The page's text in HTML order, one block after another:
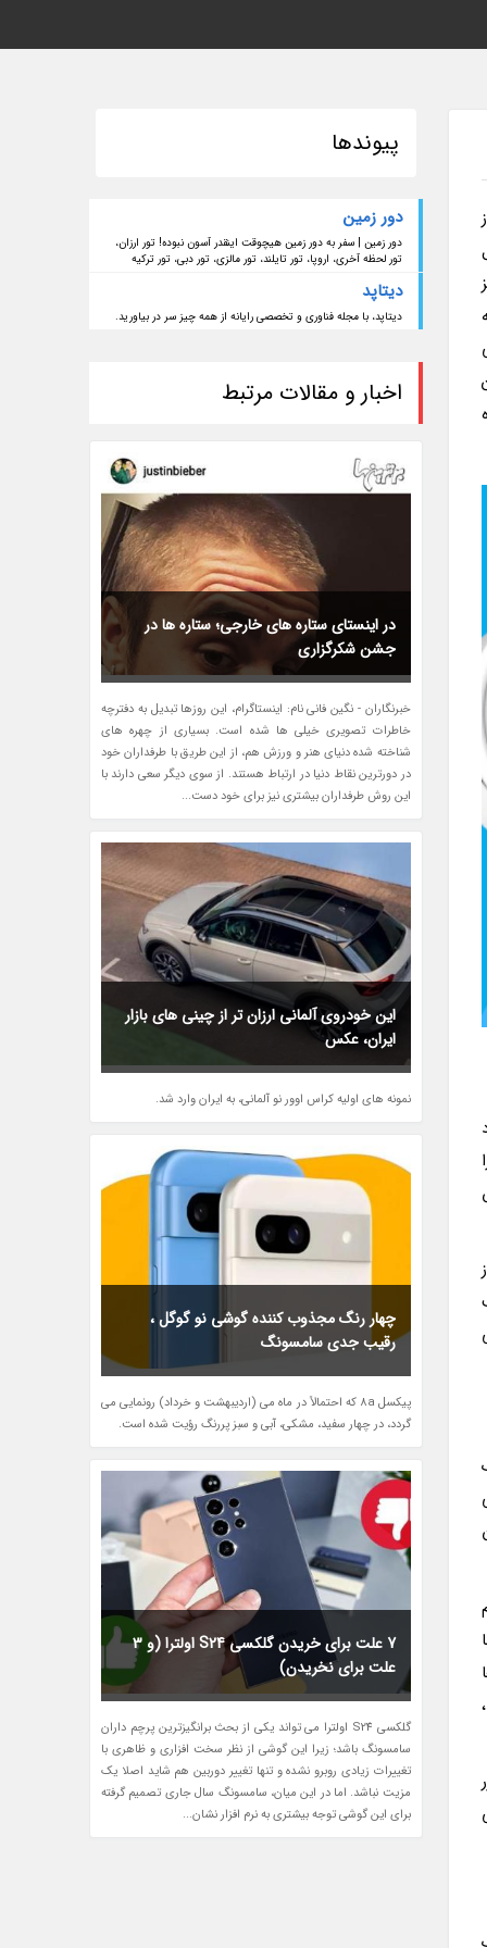
ها
پیوندها
دور زمین
دور زمین | سفر به دور زمین هیچوقت اینقدر آسون نبوده! تور ارزان،
تور لحظه آخری، اروپا، تور تایلند، تور مالزی، تور دبی، تور ترکیه
دیتاپد
دیتاپد، با مجله فناوری و تخصصی رایانه از همه چیز سر در بیاورید.
اخبار و مقالات مرتبط
در اینستای ستاره های خارجی؛ ستاره ها در
جشن شکرگزاری
خبرنگاران - نگین فانی نام: اینستاگرام، این روزها تبدیل به دفترچه
خاطرات تصویری خیلی ها شده است. بسیاری از چهره های
شناخته شده دنیای هنر و ورزش هم، از این طریق با طرفداران خود
در دورترین نقاط دنیا در ارتباط هستند. از سوی دیگر سعی دارند با
این روش طرفداران بیشتری نیز برای خود دست...
این خودروی آلمانی ارزان تر از چینی های بازار
ایران، عکس
نمونه های اولیه کراس اوور نو آلمانی، به ایران وارد شد.
چهار رنگ مجذوب کننده گوشی نو گوگل ،
رقیب جدی سامسونگ
پیکسل 8a که احتمالاً در ماه می (اردیبهشت و خرداد) رونمایی می
گردد، در چهار سفید، مشکی، آبی و سبز پررنگ رؤیت شده است.
7 علت برای خریدن گلکسی S24 اولترا (و 3
علت برای نخریدن)
گلکسی S24 اولترا می تواند یکی از بحث برانگیزترین پرچم داران
سامسونگ باشد؛ زیرا این گوشی از نظر سخت افزاری و ظاهری با
تغییرات زیادی روبرو نشده و تنها تغییر دوربین هم شاید اصلا یک
مزیت نباشد. اما در این میان، سامسونگ سال جاری تصمیم گرفته
برای این گوشی توجه بیشتری به نرم افزار نشان...